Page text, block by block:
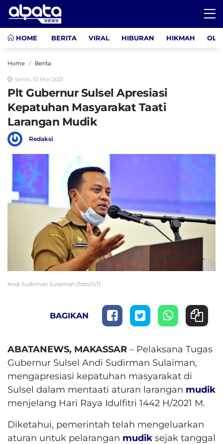
HOME BERITA VIRAL HIBURAN HIKMAH
Home Berita
Senin, 10 Mei 2021
Plt Gubernur Sulsel Apresiasi
Kepatuhan Masyarakat Taati
Larangan Mudik
Redaksi
Andi Sudirman Sulaiman (foto/IST)
BAGIKAN
ABATANEWS, MAKASSAR – Pelaksana Tugas
Gubernur Sulsel Andi Sudirman Sulaiman,
mengapresiasi kepatuhan masyarakat di
Sulsel dalam mentaati aturan larangan mudik
menjelang Hari Raya Idulfitri 1442 H/2021 M.
Diketahui, pemerintah telah mengeluarkan
aturan untuk pelarangan mudik sejak tanggal